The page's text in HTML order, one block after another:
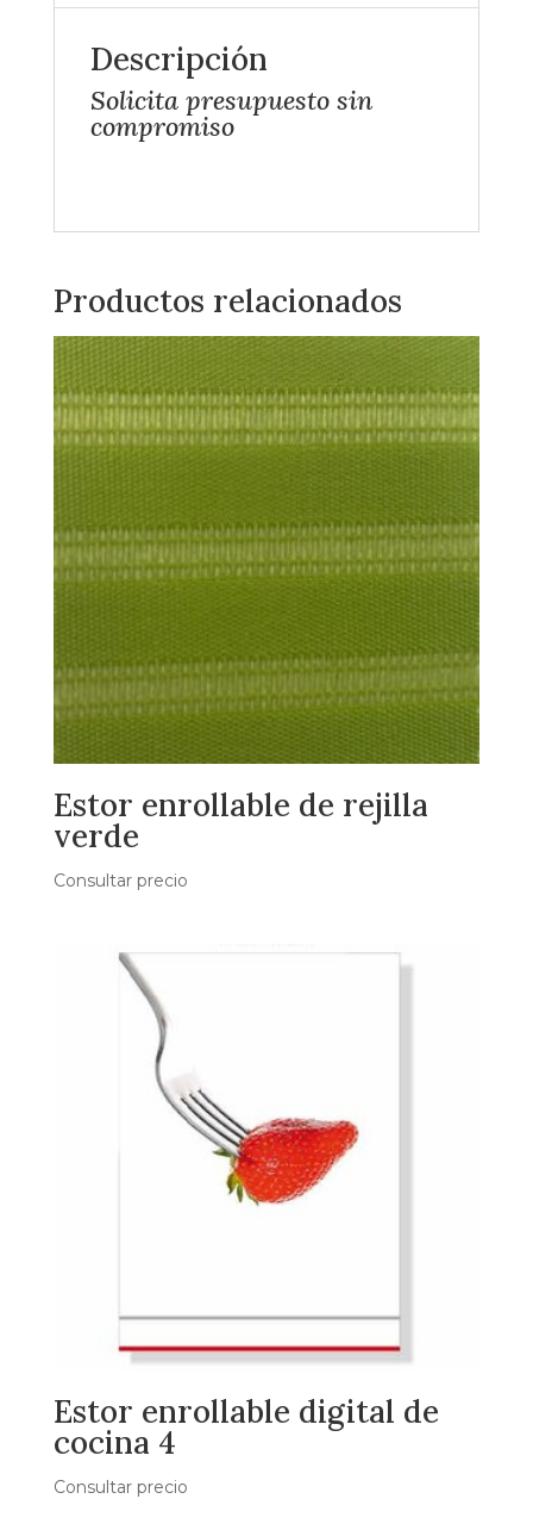
Descripción
Solicita presupuesto sin
compromiso
Productos relacionados
Estor enrollable de rejilla
verde
Consultar precio
Estor enrollable digital de
cocina 4
Consultar precio